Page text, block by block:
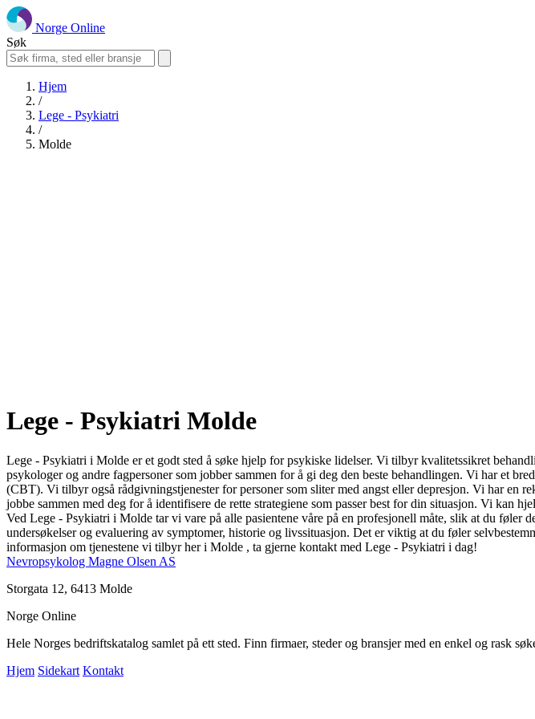
Norge Online
Søk
Hjem
/
Lege - Psykiatri
/
Molde
Lege - Psykiatri Molde
Lege - Psykiatri i Molde er et godt sted å søke hjelp for psykiske lidelser. Vi tilbyr kvalitetssikret
psykologer og andre fagpersoner som jobber sammen for å gi deg den beste behandlingen. Vi har et
(CBT). Vi tilbyr også rådgivningstjenester for personer som sliter med angst eller depresjon. Vi har en
jobbe sammen med deg for å identifisere de rette strategiene som passer best for din situasjon. Vi kan
Ved Lege - Psykiatri i Molde tar vi vare på alle pasientene våre på en profesjonell måte, slik at du
undersøkelser og evaluering av symptomer, historie og livssituasjon. Det er viktig at du føler
informasjon om tjenestene vi tilbyr her i Molde , ta gjerne kontakt med Lege - Psykiatri i dag!
Nevropsykolog Magne Olsen AS
Storgata 12, 6413 Molde
Norge Online
Hele Norges bedriftskatalog samlet på ett sted. Finn firmaer, steder og bransjer med en enkel og rask
Hjem Sidekart Kontakt